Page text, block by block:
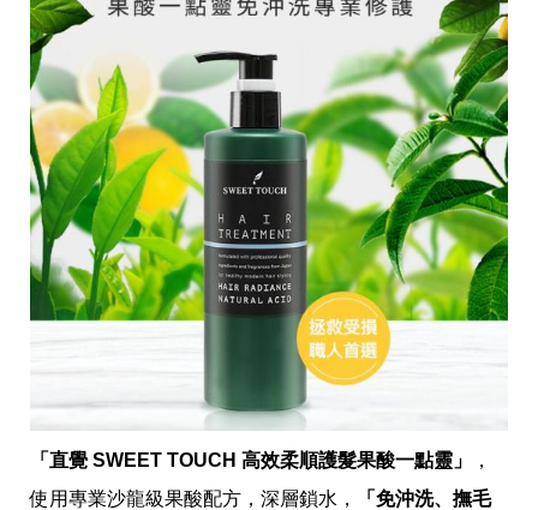
「直覺 SWEET TOUCH 高效柔順護髮果酸一點靈」
，
使用專業沙龍級果酸配方，深層鎖水，
「免沖洗、撫毛